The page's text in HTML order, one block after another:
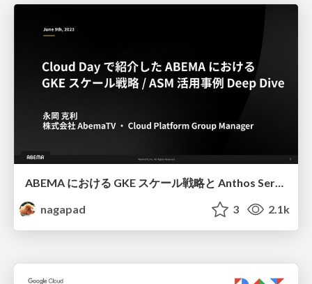
ABEMA における GKE スケール戦略と Anthos Service Mesh 活用事例 Deep Dive
nagapad
3 2.1k